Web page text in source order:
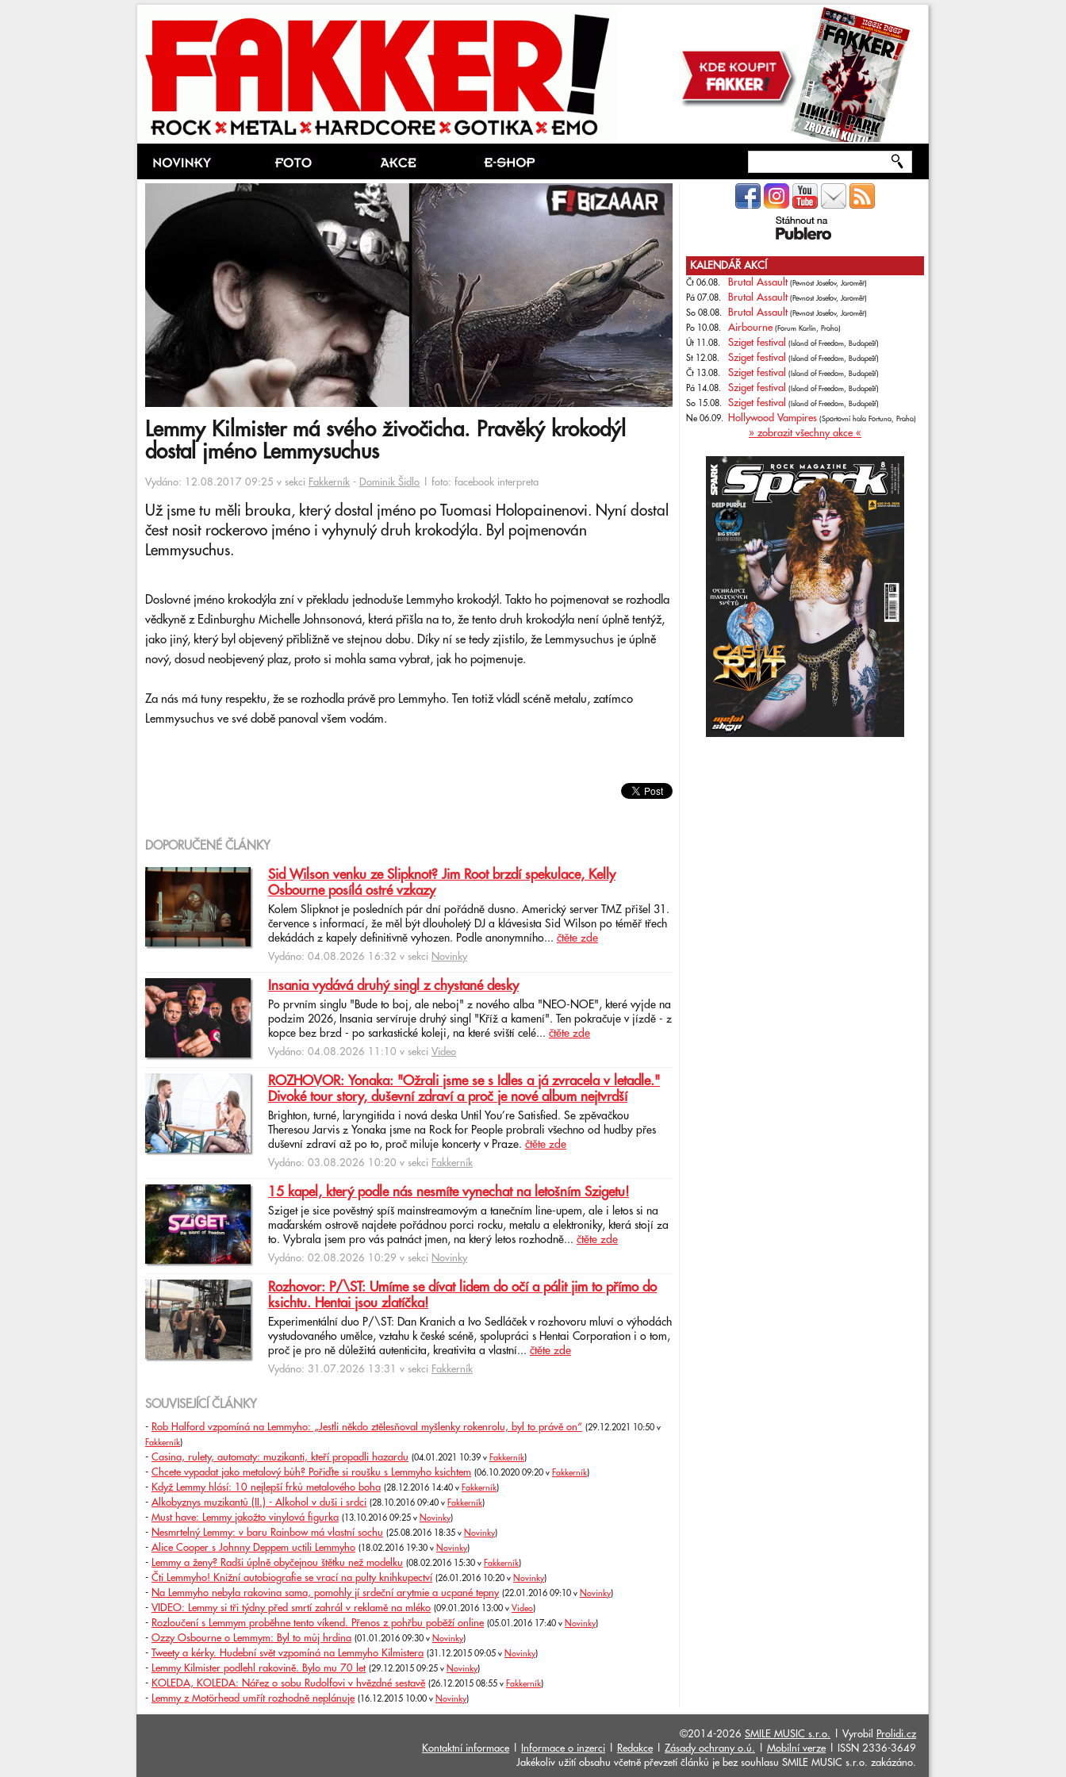
Lemmy Kilmister má svého živočicha. Pravěký krokodýl
dostal jméno Lemmysuchus
Vydáno: 12.08.2017 09:25 v sekci Fakkerník - Dominik Šidlo | foto: facebook interpreta
Už jsme tu měli brouka, který dostal jméno po Tuomasi Holopainenovi. Nyní dostal
čest nosit rockerovo jméno i vyhynulý druh krokodýla. Byl pojmenován
Lemmysuchus.
Doslovné jméno krokodýla zní v překladu jednoduše Lemmyho krokodýl. Takto ho pojmenovat se rozhodla
vědkyně z Edinburghu Michelle Johnsonová, která přišla na to, že tento druh krokodýla není úplně tentýž,
jako jiný, který byl objevený přibližně ve stejnou dobu. Díky ní se tedy zjistilo, že Lemmysuchus je úplně
nový, dosud neobjevený plaz, proto si mohla sama vybrat, jak ho pojmenuje.
Za nás má tuny respektu, že se rozhodla právě pro Lemmyho. Ten totiž vládl scéně metalu, zatímco
Lemmysuchus ve své době panoval všem vodám.
DOPORUČENÉ ČLÁNKY
Sid Wilson venku ze Slipknot? Jim Root brzdí spekulace, Kelly
Osbourne posílá ostré vzkazy
Kolem Slipknot je posledních pár dní pořádně dusno. Americký server TMZ přišel 31.
července s informací, že měl být dlouholetý DJ a klávesista Sid Wilson po téměř třech
dekádách z kapely definitivně vyhozen. Podle anonymního... čtěte zde
Vydáno: 04.08.2026 16:32 v sekci Novinky
Insania vydává druhý singl z chystané desky
Po prvním singlu "Bude to boj, ale neboj" z nového alba "NEO-NOE", které vyjde na
podzim 2026, Insania servíruje druhý singl "Kříž a kamení". Ten pokračuje v jízdě - z
kopce bez brzd - po sarkastické koleji, na které sviští celé... čtěte zde
Vydáno: 04.08.2026 11:10 v sekci Video
ROZHOVOR: Yonaka: "Ožrali jsme se s Idles a já zvracela v letadle."
Divoké tour story, duševní zdraví a proč je nové album nejtvrdší
Brighton, turné, laryngitida i nová deska Until You’re Satisfied. Se zpěvačkou
Theresou Jarvis z Yonaka jsme na Rock for People probrali všechno od hudby přes
duševní zdraví až po to, proč miluje koncerty v Praze. čtěte zde
Vydáno: 03.08.2026 10:20 v sekci Fakkerník
15 kapel, který podle nás nesmíte vynechat na letošním Szigetu!
Sziget je sice pověstný spíš mainstreamovým a tanečním line-upem, ale i letos si na
maďarském ostrově najdete pořádnou porci rocku, metalu a elektroniky, která stojí za
to. Vybrala jsem pro vás patnáct jmen, na který letos rozhodně... čtěte zde
Vydáno: 02.08.2026 10:29 v sekci Novinky
Rozhovor: P/\ST: Umíme se dívat lidem do očí a pálit jim to přímo do
ksichtu. Hentai jsou zlatíčka!
Experimentální duo P/\ST: Dan Kranich a Ivo Sedláček v rozhovoru mluví o výhodách
vystudovaného umělce, vztahu k české scéně, spolupráci s Hentai Corporation i o tom,
proč je pro ně důležitá autenticita, kreativita a vlastní... čtěte zde
Vydáno: 31.07.2026 13:31 v sekci Fakkerník
SOUVISEJÍCÍ ČLÁNKY
- Rob Halford vzpomíná na Lemmyho: „Jestli někdo ztělesňoval myšlenky rokenrolu, byl to právě on“ (29.12.2021 10:50 v
Fakkerník)
- Casina, rulety, automaty: muzikanti, kteří propadli hazardu (04.01.2021 10:39 v Fakkerník)
- Chcete vypadat jako metalový bůh? Pořiďte si roušku s Lemmyho ksichtem (06.10.2020 09:20 v Fakkerník)
- Když Lemmy hlásí: 10 nejlepší frků metalového boha (28.12.2016 14:40 v Fakkerník)
- Alkobyznys muzikantů (II.) - Alkohol v duši i srdci (28.10.2016 09:40 v Fakkerník)
- Must have: Lemmy jakožto vinylová figurka (13.10.2016 09:25 v Novinky)
- Nesmrtelný Lemmy: v baru Rainbow má vlastní sochu (25.08.2016 18:35 v Novinky)
- Alice Cooper s Johnny Deppem uctili Lemmyho (18.02.2016 19:30 v Novinky)
- Lemmy a ženy? Radši úplně obyčejnou štětku než modelku (08.02.2016 15:30 v Fakkerník)
- Čti Lemmyho! Knižní autobiografie se vrací na pulty knihkupectví (26.01.2016 10:20 v Novinky)
- Na Lemmyho nebyla rakovina sama, pomohly jí srdeční arytmie a ucpané tepny (22.01.2016 09:10 v Novinky)
- VIDEO: Lemmy si tři týdny před smrtí zahrál v reklamě na mléko (09.01.2016 13:00 v Video)
- Rozloučení s Lemmym proběhne tento víkend. Přenos z pohřbu poběží online (05.01.2016 17:40 v Novinky)
- Ozzy Osbourne o Lemmym: Byl to můj hrdina (01.01.2016 09:30 v Novinky)
- Tweety a kérky. Hudební svět vzpomíná na Lemmyho Kilmistera (31.12.2015 09:05 v Novinky)
- Lemmy Kilmister podlehl rakovině. Bylo mu 70 let (29.12.2015 09:25 v Novinky)
- KOLEDA, KOLEDA: Nářez o sobu Rudolfovi v hvězdné sestavě (26.12.2015 08:55 v Fakkerník)
- Lemmy z Motörhead umřít rozhodně neplánuje (16.12.2015 10:00 v Novinky)
KALENDÁŘ AKCÍ
Čt 06.08. Brutal Assault (Pevnost Josefov, Jaroměř)
Pá 07.08. Brutal Assault (Pevnost Josefov, Jaroměř)
So 08.08. Brutal Assault (Pevnost Josefov, Jaroměř)
Po 10.08. Airbourne (Forum Karlín, Praha)
Út 11.08. Sziget festival (Island of Freedom, Budapešť)
St 12.08. Sziget festival (Island of Freedom, Budapešť)
Čt 13.08. Sziget festival (Island of Freedom, Budapešť)
Pá 14.08. Sziget festival (Island of Freedom, Budapešť)
So 15.08. Sziget festival (Island of Freedom, Budapešť)
Ne 06.09. Hollywood Vampires (Sportovní hala Fortuna, Praha)
» zobrazit všechny akce «
©2014-2026 SMILE MUSIC s.r.o. | Vyrobil
Prolidi.cz
Kontaktní informace
Informace o inzerci Redakce Zásady ochrany o.ú. Mobilní verze | ISSN 2336-3649
Jakékoliv užití obsahu včetně převzetí článků je bez souhlasu SMILE MUSIC s.r.o. zakázáno.